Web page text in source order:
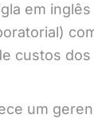
em
custos
um